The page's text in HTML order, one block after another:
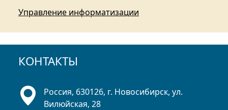
Управление информатизации
КОНТАКТЫ
Россия, 630126, г. Новосибирск, ул.
Вилюйская, 28